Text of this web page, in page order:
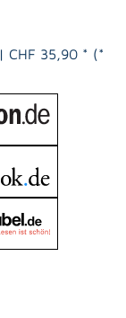
| CHF 35,90 * (*